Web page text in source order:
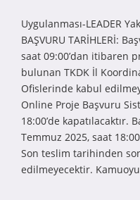
Uygulanması-LEADER
BAŞVURU TARİHLERİ:
saat 09:00’dan itibaren
bulunan TKDK İl
Ofislerinde kabul
Online Proje Başvuru
18:00’de
Temmuz 2025, saat
Son teslim tarihinden
edilmeyecektir.